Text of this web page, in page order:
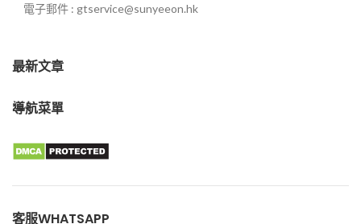
電子郵件 : gtservice@sunyeeon.hk
最新文章
導航菜單
客服WHATSAPP